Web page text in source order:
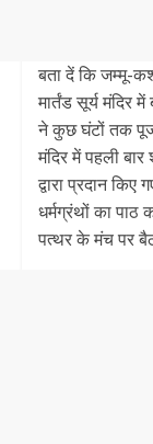
बता दें कि जम्मू-
मार्तंड सूर्य मंदिर
ने कुछ घंटों तक
मंदिर में पहली
द्वारा प्रदान किए
धर्मग्रंथों का
पत्थर के मंच पर